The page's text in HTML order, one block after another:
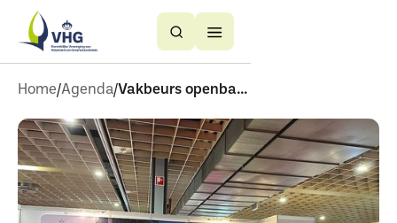
Button
Text
Button
Text
Home Agenda Vakbeurs openbare ruimte dag 2